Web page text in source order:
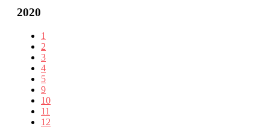
2020
1
2
3
4
5
9
10
11
12